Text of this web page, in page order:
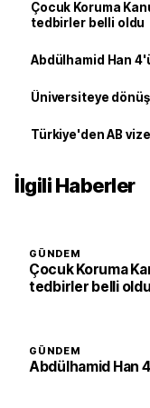
Çocuk Koruma
tedbirler belli oldu
Abdülhamid Han
Üniversiteye
Türkiye'den AB
İlgili Haberler
GÜNDEM
Çocuk Koruma
tedbirler belli oldu
GÜNDEM
Abdülhamid Han